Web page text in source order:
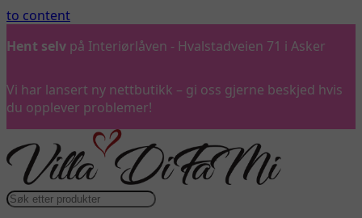
to content
Ring ossgjerne på 992 57 899
Vi har lansert ny nettbutikk – gi oss gjerne beskjed hvis
du opplever problemer!